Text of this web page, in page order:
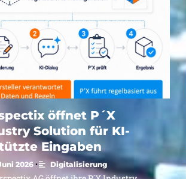
öffnet P´X
Solution für KI-
Eingaben
2026 • Digitalisierung